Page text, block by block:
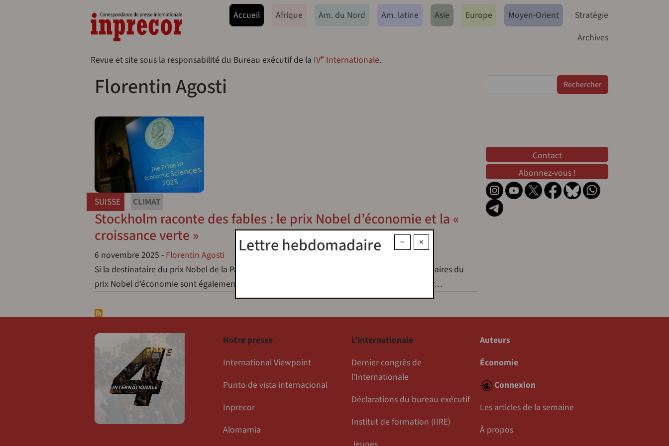
Navegação principal
Accueil Afrique Am. du Nord Am. latine Asie Europe Moyen-Orient
Stratégie
Archives
Revue et site sous la responsabilité du Bureau exécutif de la IVe Internationale.
Florentin Agosti
SUISSE CLIMAT
Stockholm raconte des fables : le prix Nobel d’économie et la «
croissance verte »
6 novembre 2025 - Florentin Agosti
Si la destinataire du prix Nobel de la Paix a été à juste titre largement critiquée, les récipiendaires du
prix Nobel d’économie sont également critiquables. Les recherches primées, qui portent sur…
×
−
Lettre hebdomadaire
Contact
Abonnez-vous !
Notre presse
International Viewpoint
Punto de vista internacional
Inprecor
Alomamia
L’Internationale
Dernier congrès de
l’Internationale
Déclarations du bureau exécutif
Institut de formation (IIRE)
Auteurs
Économie
Connexion
Les articles de la semaine
À propos